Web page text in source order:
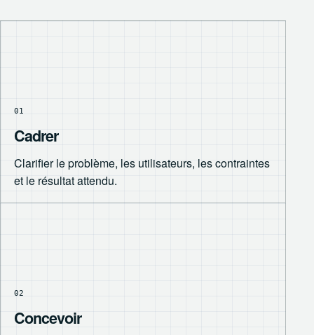
01
Cadrer
Clarifier le problème, les utilisateurs, les contraintes
et le résultat attendu.
02
Concevoir